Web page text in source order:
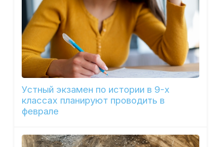
Устный экзамен по истории в 9-х
классах планируют проводить в
феврале